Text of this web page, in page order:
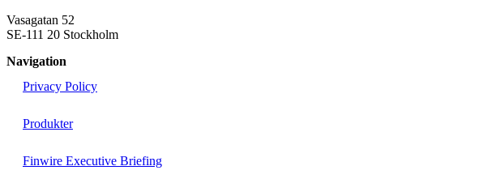
Vasagatan 52
SE-111 20 Stockholm
Navigation
Privacy Policy
Produkter
Finwire Executive Briefing